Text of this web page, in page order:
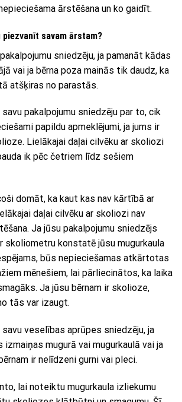
ārstēšana un ko gaidīt.
piezvanīt savam ārstam?
sniedzēju, ja pamanāt kādas
vai ja bērna poza mainās tik daudz, ka
atšķiras no parastās.
pakalpojumu sniedzēju par to, cik
papildu apmeklējumi, ja jums ir
Lielākajai daļai cilvēku ar skoliozi
ik pēc četriem līdz sešiem
domāt, ka kaut kas nav kārtībā ar
daļai cilvēku ar skoliozi nav
Ja jūsu pakalpojumu sniedzējs
skoliometru konstatē jūsu mugurkaula
būs nepieciešamas atkārtotas
mēnešiem, lai pārliecinātos, ka laika
Ja jūsu bērnam ir skolioze,
tās var izaugt.
veselības aprūpes sniedzēju, ja
izmaiņas mugurā vai mugurkaulā vai ja
ir nelīdzeni gurni vai pleci.
lai noteiktu mugurkaula izliekumu